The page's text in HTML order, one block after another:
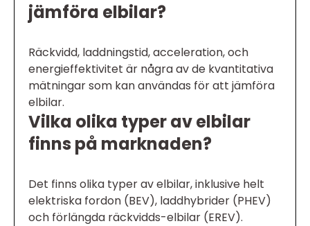
jämföra elbilar?
Räckvidd, laddningstid, acceleration, och
energieffektivitet är några av de kvantitativa
mätningar som kan användas för att jämföra
elbilar.
Vilka olika typer av elbilar
finns på marknaden?
Det finns olika typer av elbilar, inklusive helt
elektriska fordon (BEV), laddhybrider (PHEV)
och förlängda räckvidds-elbilar (EREV).